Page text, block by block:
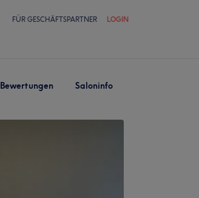
FÜR GESCHÄFTSPARTNER LOGIN
Bewertungen Saloninfo